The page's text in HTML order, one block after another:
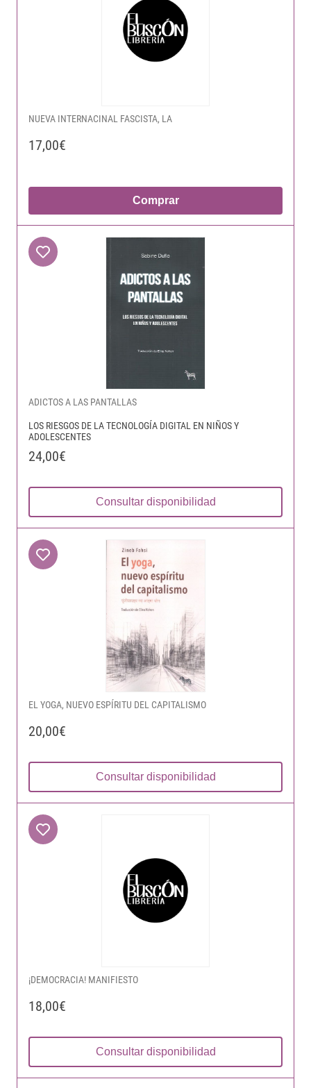
NUEVA INTERNACINAL FASCISTA, LA
17,00€
Comprar
ADICTOS A LAS PANTALLAS
LOS RIESGOS DE LA TECNOLOGÍA DIGITAL EN NIÑOS Y
ADOLESCENTES
24,00€
Consultar disponibilidad
EL YOGA, NUEVO ESPÍRITU DEL CAPITALISMO
20,00€
Consultar disponibilidad
¡DEMOCRACIA! MANIFIESTO
18,00€
Consultar disponibilidad